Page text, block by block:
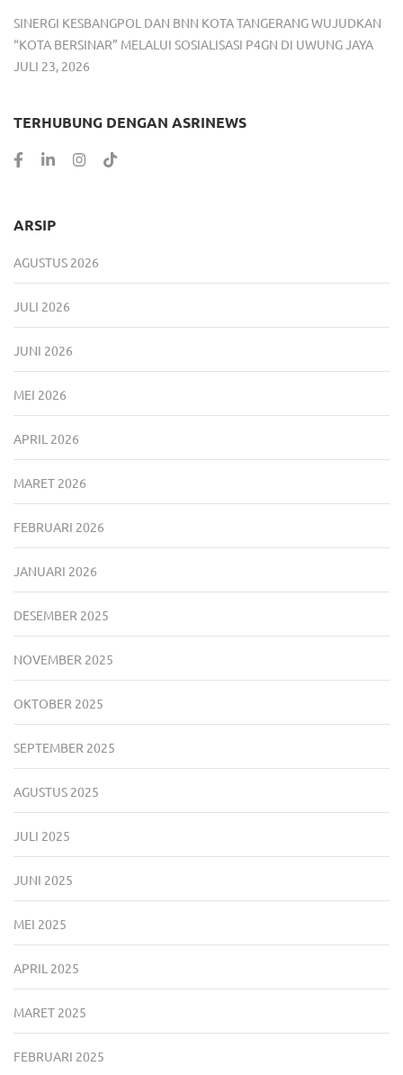
SINERGI KESBANGPOL DAN BNN KOTA TANGERANG WUJUDKAN
“KOTA BERSINAR” MELALUI SOSIALISASI P4GN DI UWUNG JAYA
JULI 23, 2026
TERHUBUNG DENGAN ASRINEWS
ARSIP
AGUSTUS 2026
JULI 2026
JUNI 2026
MEI 2026
APRIL 2026
MARET 2026
FEBRUARI 2026
JANUARI 2026
DESEMBER 2025
NOVEMBER 2025
OKTOBER 2025
SEPTEMBER 2025
AGUSTUS 2025
JULI 2025
JUNI 2025
MEI 2025
APRIL 2025
MARET 2025
FEBRUARI 2025